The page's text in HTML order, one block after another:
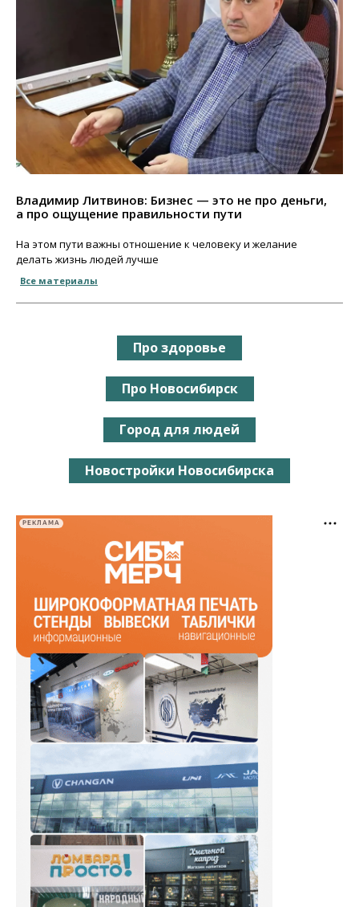
Владимир Литвинов: Бизнес — это не про деньги,
а про ощущение правильности пути
На этом пути важны отношение к человеку и желание
делать жизнь людей лучше
Все материалы
Про здоровье
Про Новосибирск
Город для людей
Новостройки Новосибирска
РЕКЛАМА